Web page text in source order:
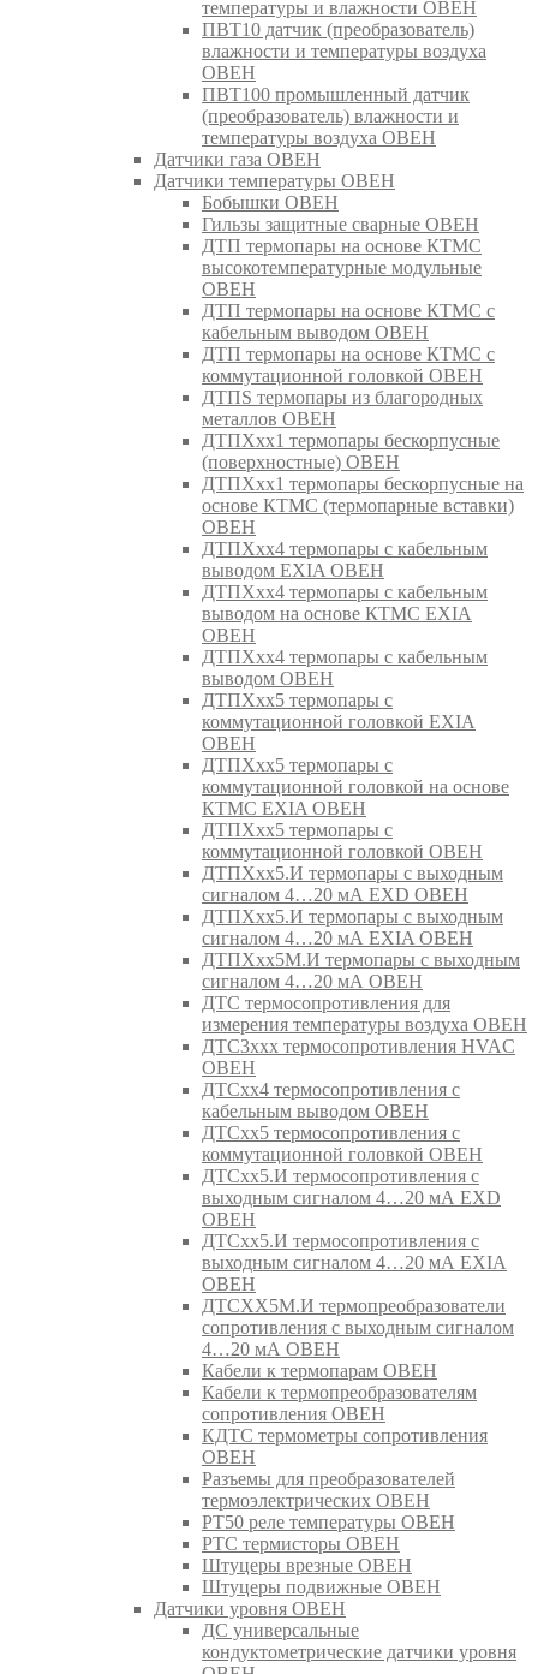
температуры и влажности ОВЕН
ПВТ10 датчик (преобразователь)
влажности и температуры воздуха
ОВЕН
ПВТ100 промышленный датчик
(преобразователь) влажности и
температуры воздуха ОВЕН
Датчики газа ОВЕН
Датчики температуры ОВЕН
Бобышки ОВЕН
Гильзы защитные сварные ОВЕН
ДТП термопары на основе КТМС
высокотемпературные модульные
ОВЕН
ДТП термопары на основе КТМС с
кабельным выводом ОВЕН
ДТП термопары на основе КТМС с
коммутационной головкой ОВЕН
ДТПS термопары из благородных
металлов ОВЕН
ДТПХхх1 термопары бескорпусные
(поверхностные) ОВЕН
ДТПХхх1 термопары бескорпусные на
основе КТМС (термопарные вставки)
ОВЕН
ДТПХхх4 термопары с кабельным
выводом EXIA ОВЕН
ДТПХхх4 термопары с кабельным
выводом на основе КТМС EXIA
ОВЕН
ДТПХхх4 термопары с кабельным
выводом ОВЕН
ДТПХхх5 термопары с
коммутационной головкой EXIA
ОВЕН
ДТПХхх5 термопары с
коммутационной головкой на основе
КТМС EXIA ОВЕН
ДТПХхх5 термопары с
коммутационной головкой ОВЕН
ДТПХхх5.И термопары с выходным
сигналом 4…20 мА EXD ОВЕН
ДТПХхх5.И термопары с выходным
сигналом 4…20 мА EXIA ОВЕН
ДТПХхх5М.И термопары с выходным
сигналом 4…20 мА ОВЕН
ДТС термосопротивления для
измерения температуры воздуха ОВЕН
ДТС3ххх термосопротивления HVAC
ОВЕН
ДТСхх4 термосопротивления с
кабельным выводом ОВЕН
ДТСхх5 термосопротивления с
коммутационной головкой ОВЕН
ДТСхх5.И термосопротивления с
выходным сигналом 4…20 мА EXD
ОВЕН
ДТСхх5.И термосопротивления с
выходным сигналом 4…20 мА EXIA
ОВЕН
ДТСХХ5М.И термопреобразователи
сопротивления с выходным сигналом
4…20 мА ОВЕН
Кабели к термопарам ОВЕН
Кабели к термопреобразователям
сопротивления ОВЕН
КДТС термометры сопротивления
ОВЕН
Разъемы для преобразователей
термоэлектрических ОВЕН
РТ50 реле температуры ОВЕН
РТС термисторы ОВЕН
Штуцеры врезные ОВЕН
Штуцеры подвижные ОВЕН
Датчики уровня ОВЕН
ДС универсальные
кондуктометрические датчики уровня